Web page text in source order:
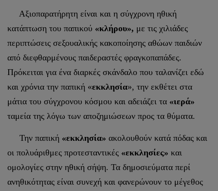
Αξιοπαρατήρητη είναι και η σύγχρονη ηθική
κατάπτωση του παπικού «κλήρου», με τις χιλιάδες
περιπτώσεις σεξουαλικής κακοποίησης αθώων παιδιών
από διεφθαρμένους παιδεραστές φραγκοπαπάδες.
Πρόκειται για ένα διαρκές σκάνδαλο που ταλανίζει εδώ
και χρόνια την παπική «εκκλησία», την εκθέτει στα
μάτια του σύγχρονου κόσμου και αδειάζει τα «ιερά»
ταμεία της λόγω των αποζημιώσεων προς τα θύματα.
Την παπική «εκκλησία» ακολουθούν κατά πόδας και
οι πολυάριθμες προτεσταντικές «εκκλησίες» και
ομολογίες στην ηθική σήψη. Τα δημοσιεύματα περί
ανηθικότητας είναι συνεχή και φανερώνουν το μέγεθος